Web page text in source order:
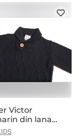
Victor
din lana